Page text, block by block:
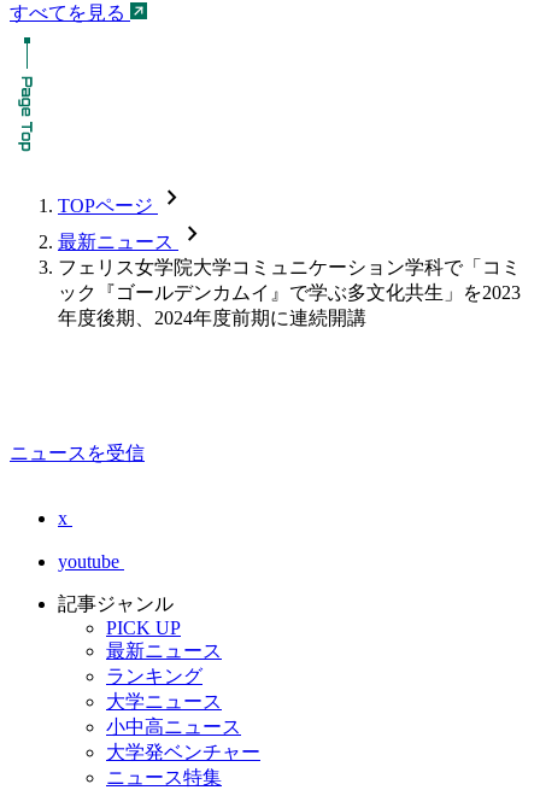
すべてを見る
TOPページ chevron_forward
最新ニュース chevron_forward
フェリス女学院大学コミュニケーション学科で「コミ
ック『ゴールデンカムイ』で学ぶ多文化共生」を2023
年度後期、2024年度前期に連続開講
ニュースを受信
x
youtube
記事ジャンル
PICK UP
最新ニュース
ランキング
大学ニュース
小中高ニュース
大学発ベンチャー
ニュース特集